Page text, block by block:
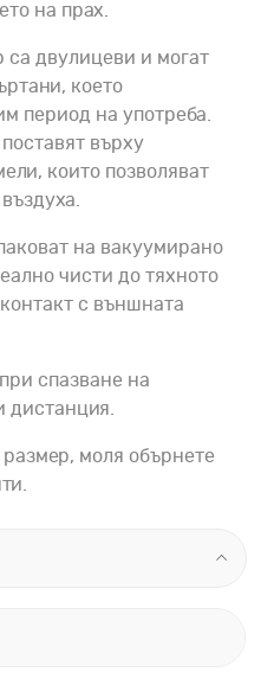
на прах.
са двулицеви и могат
което
период на употреба.
върху
които позволяват
на вакуумирано
чисти до тяхното
с външната
спазване на
дистанция.
моля обърнете